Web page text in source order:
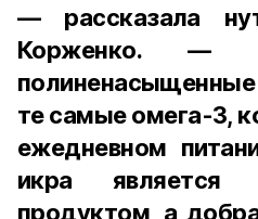
— рассказала
Корженко. —
те самые омега-3,
ежедневном
икра является
продуктом, а